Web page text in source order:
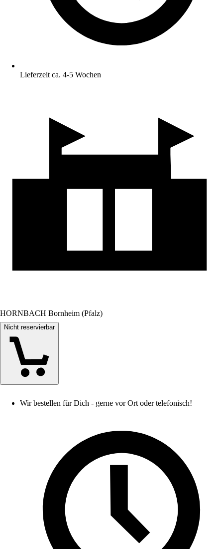
Lieferzeit ca. 4-5 Wochen
HORNBACH Bornheim (Pfalz)
Nicht reservierbar
Wir bestellen für Dich - gerne vor Ort oder telefonisch!